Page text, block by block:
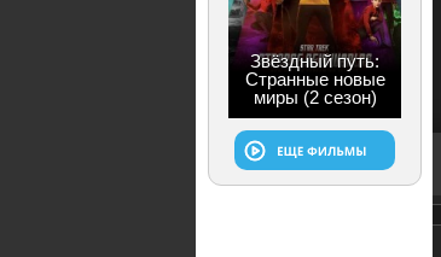
Звёздный путь:
Странные новые
миры (2 сезон)